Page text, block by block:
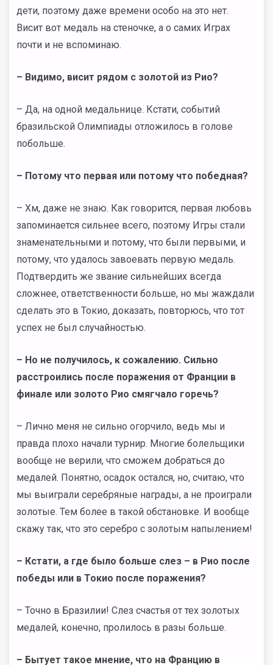
дети, поэтому даже времени особо на это нет.
Висит вот медаль на стеночке, а о самих Играх
почти и не вспоминаю.
– Видимо, висит рядом с золотой из Рио?
– Да, на одной медальнице. Кстати, событий
бразильской Олимпиады отложилось в голове
побольше.
– Потому что первая или потому что победная?
– Хм, даже не знаю. Как говорится, первая любовь
запоминается сильнее всего, поэтому Игры стали
знаменательными и потому, что были первыми, и
потому, что удалось завоевать первую медаль.
Подтвердить же звание сильнейших всегда
сложнее, ответственности больше, но мы жаждали
сделать это в Токио, доказать, повторюсь, что тот
успех не был случайностью.
– Но не получилось, к сожалению. Сильно
расстроились после поражения от Франции в
финале или золото Рио смягчало горечь?
– Лично меня не сильно огорчило, ведь мы и
правда плохо начали турнир. Многие болельщики
вообще не верили, что сможем добраться до
медалей. Понятно, осадок остался, но, считаю, что
мы выиграли серебряные награды, а не проиграли
золотые. Тем более в такой обстановке. И вообще
скажу так, что это серебро с золотым напылением!
– Кстати, а где было больше слез – в Рио после
победы или в Токио после поражения?
– Точно в Бразилии! Слез счастья от тех золотых
медалей, конечно, пролилось в разы больше.
– Бытует такое мнение, что на Францию в